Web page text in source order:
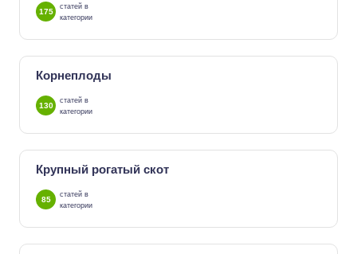
175
статей в
категории
Корнеплоды
130
статей в
категории
Крупный рогатый скот
85
статей в
категории